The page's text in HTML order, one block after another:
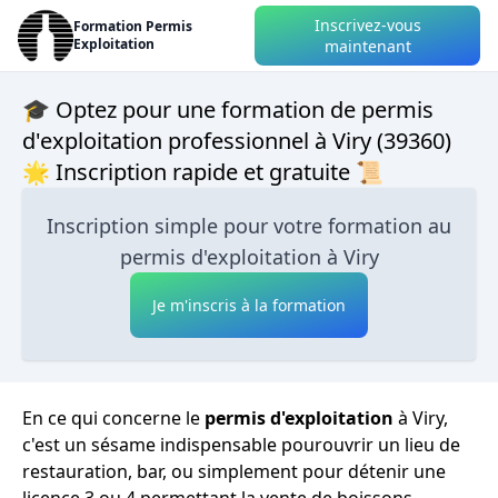
Formation Permis
Exploitation
Inscrivez-vous
maintenant
🎓 Optez pour une formation de permis
d'exploitation professionnel à Viry (39360)
🌟 Inscription rapide et gratuite 📜
Inscription simple pour votre formation au
permis d'exploitation à Viry
Je m'inscris à la formation
En ce qui concerne le permis d'exploitation à Viry,
c'est un sésame indispensable pourouvrir un lieu de
restauration, bar, ou simplement pour détenir une